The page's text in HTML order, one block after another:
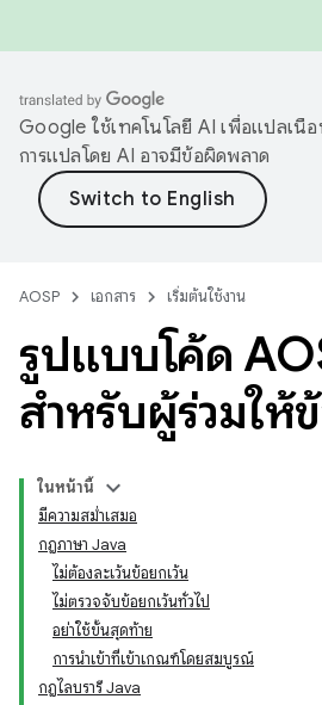
Google ใช้เทคโนโลยี AI เพื่อแปลเนื้
การแปลโดย AI อาจมีข้อผิดพลาด
AOSP เอกสาร เริ่มต้นใช้งาน
รูปแบบโค้ด
สำหรับผู้ร่วมให้
ในหน้านี้
มีความสม่ำเสมอ
กฎภาษา Java
ไม่ต้องละเว้นข้อยกเว้น
ไม่ตรวจจับข้อยกเว้นทั่วไป
อย่าใช้ขั้นสุดท้าย
การนําเข้าที่เข้าเกณฑ์โดยสมบูรณ์
กฎไลบรารี Java